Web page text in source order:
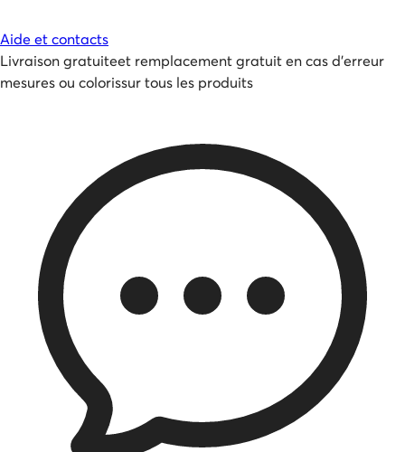
Aide et contacts
Livraison gratuiteet remplacement gratuit en cas d'erreur
mesures ou colorissur tous les produits